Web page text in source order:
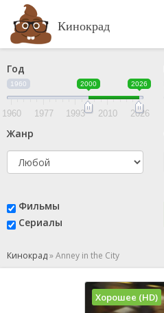
Кинокрад
Год
1960 2000 2026
1960 1977 1993 2010 2026
Жанр
Фильмы
Сериалы
Кинокрад»Anney in the City
Хорошее (HD)